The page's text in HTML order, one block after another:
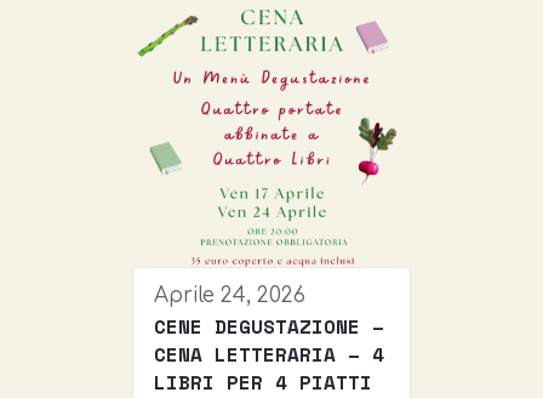
Aprile 24, 2026
CENE DEGUSTAZIONE –
CENA LETTERARIA – 4
LIBRI PER 4 PIATTI